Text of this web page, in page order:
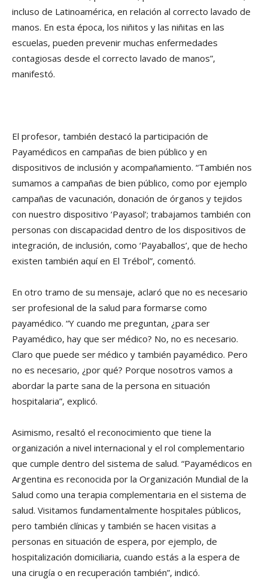
incluso de Latinoamérica, en relación al correcto lavado de
manos. En esta época, los niñitos y las niñitas en las
escuelas, pueden prevenir muchas enfermedades
contagiosas desde el correcto lavado de manos”,
manifestó.
El profesor, también destacó la participación de
Payamédicos en campañas de bien público y en
dispositivos de inclusión y acompañamiento. “También nos
sumamos a campañas de bien público, como por ejemplo
campañas de vacunación, donación de órganos y tejidos
con nuestro dispositivo ‘Payasol’; trabajamos también con
personas con discapacidad dentro de los dispositivos de
integración, de inclusión, como ‘Payaballos’, que de hecho
existen también aquí en El Trébol”, comentó.
En otro tramo de su mensaje, aclaró que no es necesario
ser profesional de la salud para formarse como
payamédico. “Y cuando me preguntan, ¿para ser
Payamédico, hay que ser médico? No, no es necesario.
Claro que puede ser médico y también payamédico. Pero
no es necesario, ¿por qué? Porque nosotros vamos a
abordar la parte sana de la persona en situación
hospitalaria”, explicó.
Asimismo, resaltó el reconocimiento que tiene la
organización a nivel internacional y el rol complementario
que cumple dentro del sistema de salud. “Payamédicos en
Argentina es reconocida por la Organización Mundial de la
Salud como una terapia complementaria en el sistema de
salud. Visitamos fundamentalmente hospitales públicos,
pero también clínicas y también se hacen visitas a
personas en situación de espera, por ejemplo, de
hospitalización domiciliaria, cuando estás a la espera de
una cirugía o en recuperación también”, indicó.